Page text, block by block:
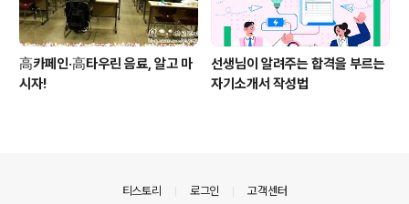
高카페인·高타우린 음료, 알고 마
시자!
선생님이 알려주는 합격을 부르는
자기소개서 작성법
티스토리 로그인 고객센터